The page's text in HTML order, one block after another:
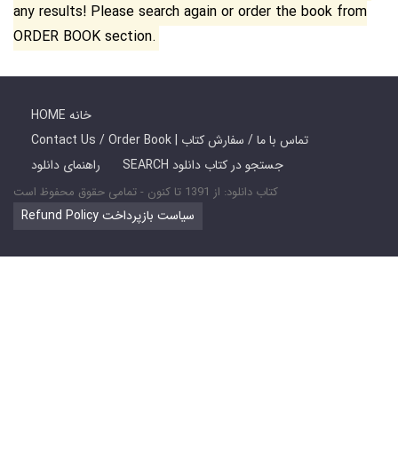
any results! Please search again or order the book from
ORDER BOOK section.
HOME خانه
Contact Us / Order Book | تماس با ما / سفارش کتاب
راهنمای دانلود
SEARCH جستجو در کتاب دانلود
کتاب دانلود: از 1391 تا کنون - تمامی حقوق محفوظ است
Refund Policy سیاست بازپرداخت